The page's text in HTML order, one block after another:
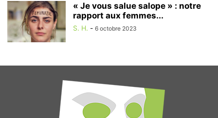
« Je vous salue salope » : notre
rapport aux femmes...
S. H. - 6 octobre 2023